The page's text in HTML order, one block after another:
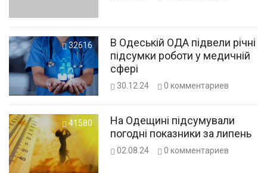
32616
В Одеській ОДА підвели річні
підсумки роботи у медичній
сфері
30.12.24 0 комментариев
41580
На Одещині підсумували
погодні показники за липень
02.08.24 0 комментариев